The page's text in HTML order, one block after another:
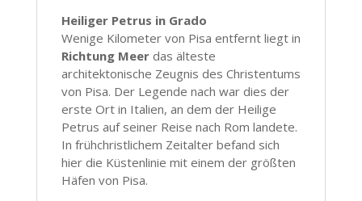
Heiliger Petrus in Grado
Wenige Kilometer von Pisa entfernt liegt in
Richtung Meerdas älteste
architektonische Zeugnis des Christentums
von Pisa. Der Legende nach war dies der
erste Ort in Italien, an dem der Heilige
Petrus auf seiner Reise nach Rom landete.
In frühchristlichem Zeitalter befand sich
hier die Küstenlinie mit einem der größten
Häfen von Pisa.